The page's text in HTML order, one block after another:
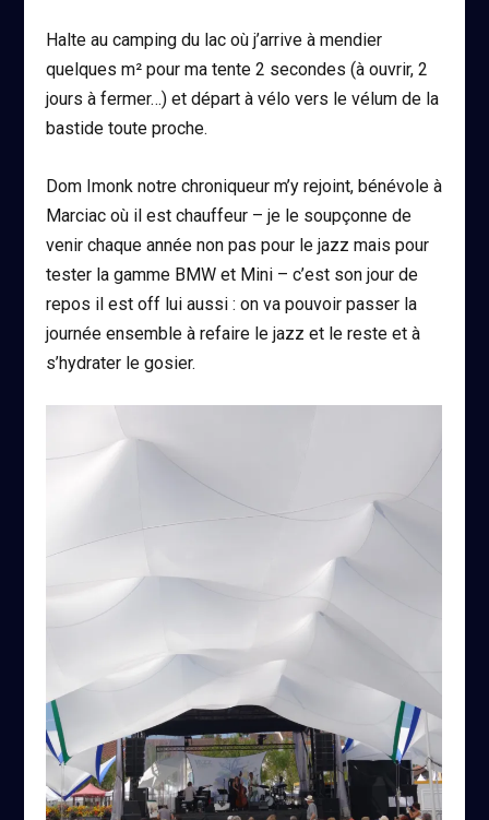
Halte au camping du lac où j’arrive à mendier
quelques m² pour ma tente 2 secondes (à ouvrir, 2
jours à fermer…) et départ à vélo vers le vélum de la
bastide toute proche.
Dom Imonk notre chroniqueur m’y rejoint, bénévole à
Marciac où il est chauffeur – je le soupçonne de
venir chaque année non pas pour le jazz mais pour
tester la gamme BMW et Mini – c’est son jour de
repos il est off lui aussi : on va pouvoir passer la
journée ensemble à refaire le jazz et le reste et à
s’hydrater le gosier.